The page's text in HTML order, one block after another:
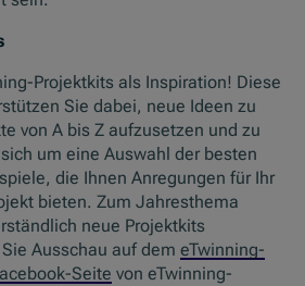
Projektkits als Inspiration! Diese
Sie dabei, neue Ideen zu
von A bis Z aufzusetzen und zu
um eine Auswahl der besten
die Ihnen Anregungen für Ihr
bieten. Zum Jahresthema
neue Projektkits
Ausschau auf demeTwinning-
Seite von eTwinning-